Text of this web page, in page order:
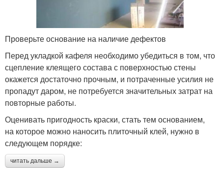
Проверьте основание на наличие дефектов
Перед укладкой кафеля необходимо убедиться в том, что
сцепление клеящего состава с поверхностью стены
окажется достаточно прочным, и потраченные усилия не
пропадут даром, не потребуется значительных затрат на
повторные работы.
Оценивать пригодность краски, стать тем основанием,
на которое можно наносить плиточный клей, нужно в
следующем порядке:
читать дальше →